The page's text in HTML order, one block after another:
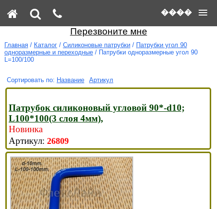
����
Перезвоните мне
Главная/ Каталог/ Силиконовые патрубки/ Патрубки угол 90
одноразмерные и переходные/ Патрубки одноразмерные угол 90
L=100/100
Название Артикул
Патрубок силиконовый угловой 90*-d10;
L100*100(3 слоя 4мм),
Новинка
26809